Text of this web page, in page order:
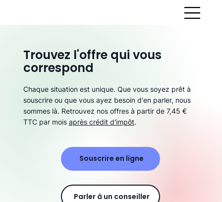
Trouvez l'offre qui vous
correspond
Chaque situation est unique. Que vous soyez prêt à
souscrire ou que vous ayez besoin d'en parler, nous
sommes là. Retrouvez nos offres à partir de 7,45 €
TTC par mois après crédit d'impôt.
Souscrire en ligne
Parler à un conseiller